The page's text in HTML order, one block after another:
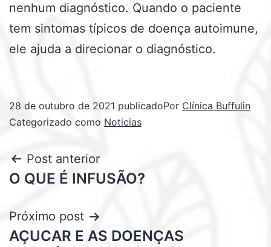
nenhum diagnóstico. Quando o paciente
tem sintomas típicos de doença autoimune,
ele ajuda a direcionar o diagnóstico.
28 de outubro de 2021 publicadoPor Clínica Buffulin
Categorizado como Noticias
Post anterior
O QUE É INFUSÃO?
Próximo post
AÇUCAR E AS DOENÇAS